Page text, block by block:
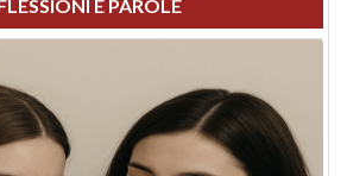
E PAROLE